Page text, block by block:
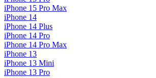
iPhone 15 Pro Max
iPhone 14
iPhone 14 Plus
iPhone 14 Pro
iPhone 14 Pro Max
iPhone 13
iPhone 13 Mini
iPhone 13 Pro